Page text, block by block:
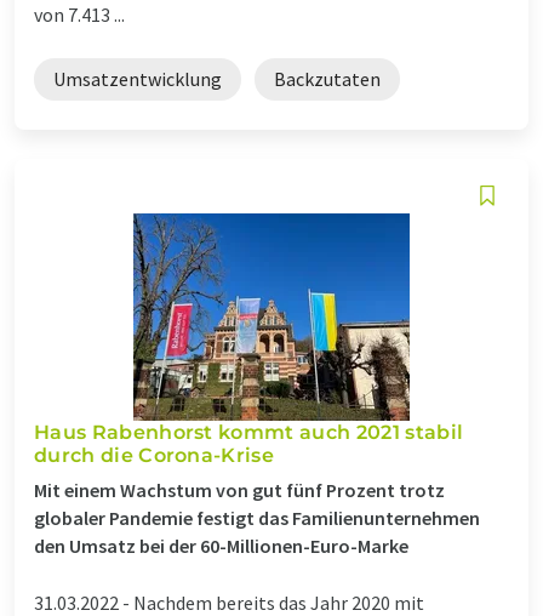
von 7.413 ...
Umsatzentwicklung Backzutaten
Haus Rabenhorst kommt auch 2021 stabil
durch die Corona-Krise
Mit einem Wachstum von gut fünf Prozent trotz
globaler Pandemie festigt das Familienunternehmen
den Umsatz bei der 60-Millionen-Euro-Marke
31.03.2022 - Nachdem bereits das Jahr 2020 mit